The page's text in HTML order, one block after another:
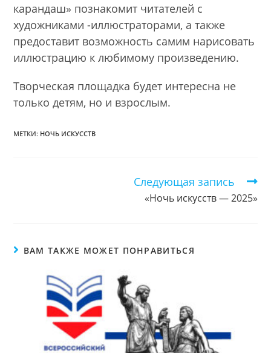
карандаш» познакомит читателей с
художниками -иллюстраторами, а также
предоставит возможность самим нарисовать
иллюстрацию к любимому произведению.
Творческая площадка будет интересна не
только детям, но и взрослым.
МЕТКИ: НОЧЬ ИСКУССТВ
Следующая запись
«Ночь искусств — 2025»
ВАМ ТАКЖЕ МОЖЕТ ПОНРАВИТЬСЯ